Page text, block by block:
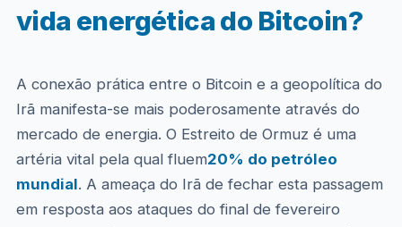
vida energética do Bitcoin?
A conexão prática entre o Bitcoin e a geopolítica do
Irã manifesta-se mais poderosamente através do
mercado de energia. O Estreito de Ormuz é uma
artéria vital pela qual fluem20% do petróleo
mundial. A ameaça do Irã de fechar esta passagem
em resposta aos ataques do final de fevereiro